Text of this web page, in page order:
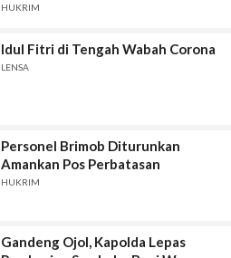
HUKRIM
Idul Fitri di Tengah Wabah Corona
LENSA
Personel Brimob Diturunkan
Amankan Pos Perbatasan
HUKRIM
Gandeng Ojol, Kapolda Lepas